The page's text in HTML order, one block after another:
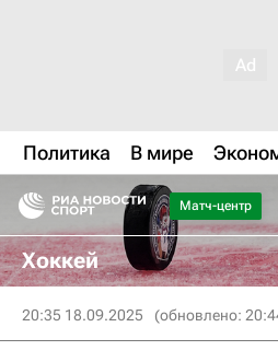
Политика В мире
Матч-центр
Хоккей
20:35 18.09.2025 (обновлено: